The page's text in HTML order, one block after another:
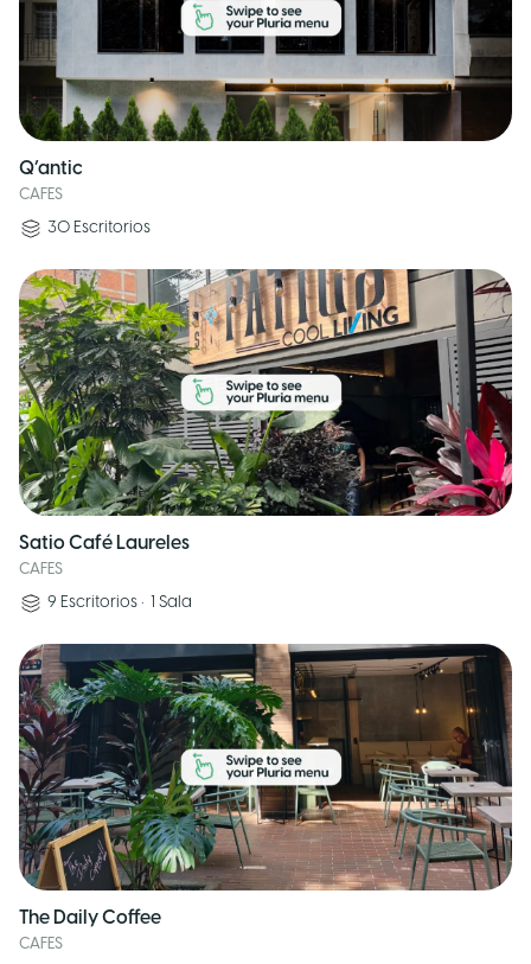
Q’antic
CAFES
30 Escritorios
Satio Café Laureles
CAFES
9 Escritorios • 1 Sala
The Daily Coffee
CAFES